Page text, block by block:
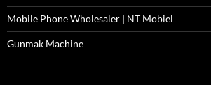
Mobile Phone Wholesaler | NT Mobiel
Gunmak Machine